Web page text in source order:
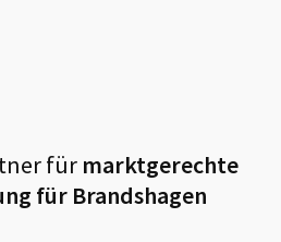
fürmarktgerechte
für Brandshagen